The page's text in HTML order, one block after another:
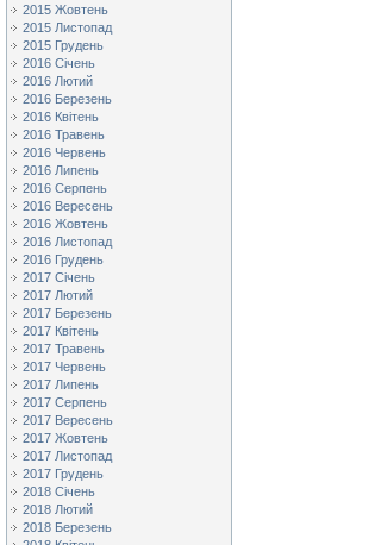
2015 Жовтень
2015 Листопад
2015 Грудень
2016 Січень
2016 Лютий
2016 Березень
2016 Квітень
2016 Травень
2016 Червень
2016 Липень
2016 Серпень
2016 Вересень
2016 Жовтень
2016 Листопад
2016 Грудень
2017 Січень
2017 Лютий
2017 Березень
2017 Квітень
2017 Травень
2017 Червень
2017 Липень
2017 Серпень
2017 Вересень
2017 Жовтень
2017 Листопад
2017 Грудень
2018 Січень
2018 Лютий
2018 Березень